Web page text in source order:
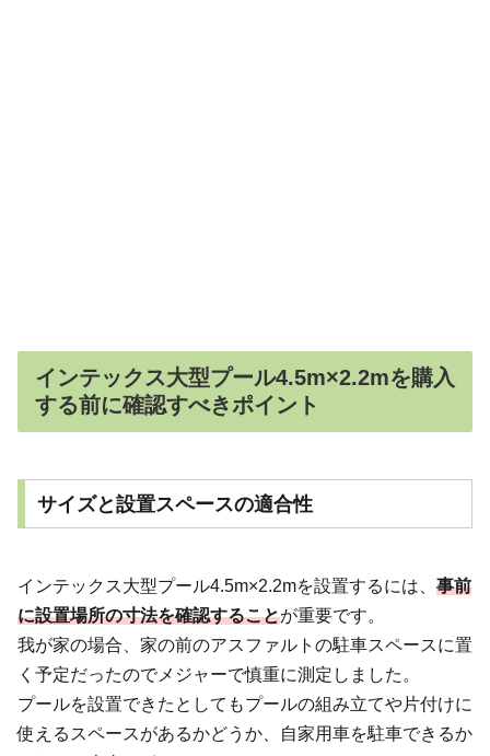
インテックス大型プール4.5m×2.2mを購入
する前に確認すべきポイント
サイズと設置スペースの適合性
インテックス大型プール4.5m×2.2mを設置するには、 事前
に設置場所の寸法を確認することが重要です。
我が家の場合、家の前のアスファルトの駐車スペースに置
く予定だったのでメジャーで慎重に測定しました。
プールを設置できたとしてもプールの組み立てや片付けに
使えるスペースがあるかどうか、自家用車を駐車できるか